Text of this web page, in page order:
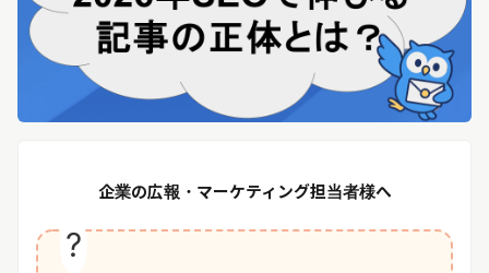
リリースを配信する
企業の広報・マーケティング担当者様へ